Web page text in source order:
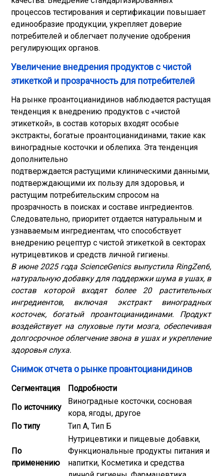
процессов тестирования и сертификации повышает
единообразие продукции, укрепляет доверие
потребителей и облегчает получение одобрения
регулирующих органов.
Увеличение внедрения продуктов с чистой
этикеткой и прозрачность для потребителей
На рынке проантоцианидинов наблюдается растущая
тенденция к внедрению продуктов с «чистой
этикеткой», в состав которых входят особые
экстракты, богатые проантоцианидинами, такие как
виноградные косточки и облепиха. Эта тенденция
дополнительно
подтверждается растущими клиническими данными,
подтверждающими их пользу для здоровья, и
растущим потребительским спросом на
прозрачность в поисках и составе ингредиентов.
Следовательно, приоритет отдается натуральным и
узнаваемым ингредиентам, что способствует
внедрению рецептур с чистой этикеткой в ​​секторах
нутрицевтиков и средств личной гигиены.
В июне 2025 года ScienceGenics выпустила RingZen6,
натуральную добавку для поддержки шума в ушах, в
состав которой входят более 20 растительных
ингредиентов, включая экстракт виноградных
косточек, богатый проантоцианидинами. Продукт
воздействует на слуховые пути мозга, обеспечивая
долгосрочное облегчение звона в ушах и укрепление
здоровья слуха.
Снимок отчета о рынке проантоцианидинов
Сегментация
Подробности
По источнику
Виноградные косточки, сосновая
кора, ягоды, другое
По типу
Тип А, Тип Б
По
применению
Нутрицевтики и пищевые добавки,
Функциональные продукты питания и
напитки, Косметика и средства